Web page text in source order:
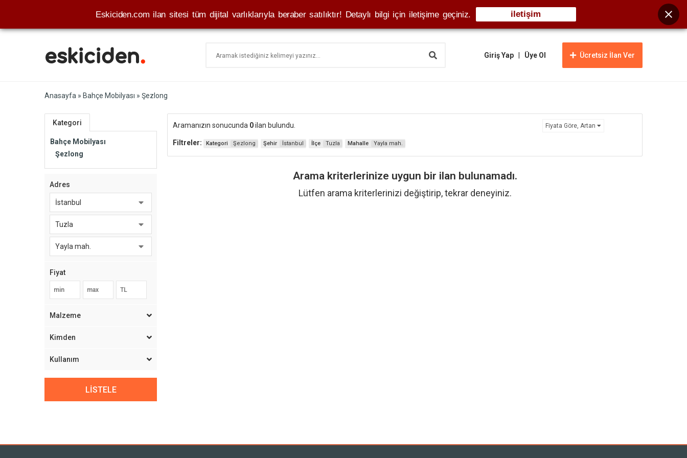
Giriş Yap Üye Ol Ücretsiz İlan Ver
Anasayfa » Bahçe Mobilyası » Şezlong
Kategori
Bahçe Mobilyası
Şezlong
Adres
İstanbul
Tuzla
Yayla mah.
Fiyat
Malzeme
Kimden
Kullanım
LİSTELE
Aramanızın sonucunda 0ilan bulundu. Fiyata Göre, Artan
Filtreler: Kategori Şezlong Şehir İstanbul İlçe Tuzla Mahalle Yayla mah.
Arama kriterlerinize uygun bir ilan bulunamadı.
Lütfen arama kriterlerinizi değiştirip, tekrar deneyiniz.
Eskiciden.com ilan sitesi tüm dijital varlıklarıyla beraber satılıktır! Detaylı bilgi için iletişime geçiniz. iletişim